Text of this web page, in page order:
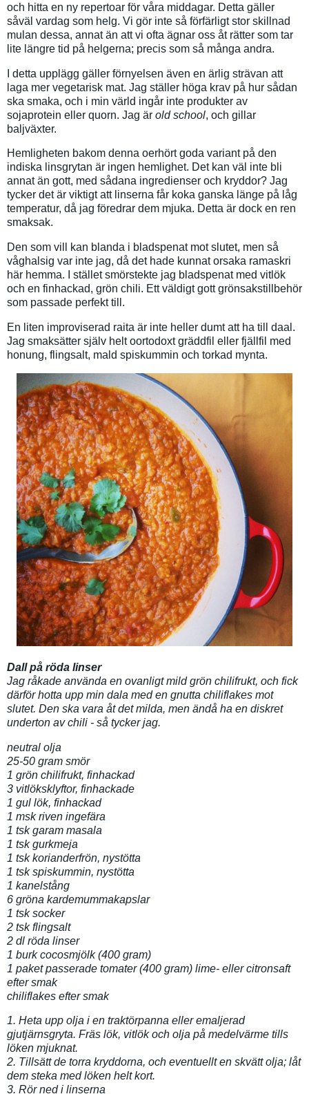
och hitta en ny repertoar för våra middagar. Detta gäller
såväl vardag som helg. Vi gör inte så förfärligt stor skillnad
mulan dessa, annat än att vi ofta ägnar oss åt rätter som tar
lite längre tid på helgerna; precis som så många andra.
I detta upplägg gäller förnyelsen även en ärlig strävan att
laga mer vegetarisk mat. Jag ställer höga krav på hur sådan
ska smaka, och i min värld ingår inte produkter av
sojaprotein eller quorn. Jag är old school, och gillar
baljväxter.
Hemligheten bakom denna oerhört goda variant på den
indiska linsgrytan är ingen hemlighet. Det kan väl inte bli
annat än gott, med sådana ingredienser och kryddor? Jag
tycker det är viktigt att linserna får koka ganska länge på låg
temperatur, då jag föredrar dem mjuka. Detta är dock en ren
smaksak.
Den som vill kan blanda i bladspenat mot slutet, men så
våghalsig var inte jag, då det hade kunnat orsaka ramaskri
här hemma. I stället smörstekte jag bladspenat med vitlök
och en finhackad, grön chili. Ett väldigt gott grönsakstillbehör
som passade perfekt till.
En liten improviserad raita är inte heller dumt att ha till daal.
Jag smaksätter själv helt oortodoxt gräddfil eller fjällfil med
honung, flingsalt, mald spiskummin och torkad mynta.
Dall på röda linser
Jag råkade använda en ovanligt mild grön chilifrukt, och fick
därför hotta upp min dala med en gnutta chiliflakes mot
slutet. Den ska vara åt det milda, men ändå ha en diskret
underton av chili - så tycker jag.
neutral olja
25-50 gram smör
1 grön chilifrukt, finhackad
3 vitlöksklyftor, finhackade
1 gul lök, finhackad
1 msk riven ingefära
1 tsk garam masala
1 tsk gurkmeja
1 tsk korianderfrön, nystötta
1 tsk spiskummin, nystötta
1 kanelstång
6 gröna kardemummakapslar
1 tsk socker
2 tsk flingsalt
2 dl röda linser
1 burk cocosmjölk (400 gram)
1 paket passerade tomater (400 gram) lime- eller citronsaft
efter smak
chiliflakes efter smak
1. Heta upp olja i en traktörpanna eller emaljerad
gjutjärnsgryta. Fräs lök, vitlök och olja på medelvärme tills
löken mjuknat.
2. Tillsätt de torra kryddorna, och eventuellt en skvätt olja; låt
dem steka med löken helt kort.
3. Rör ned i linserna